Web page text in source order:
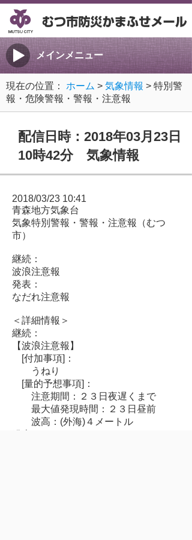
メインメニュー
現在の位置： ホーム > 気象情報 > 特別警
報・危険警報・警報・注意報
配信日時：2018年03月23日
10時42分 気象情報
2018/03/23 10:41
青森地方気象台
気象特別警報・警報・注意報（むつ
市）
継続：
波浪注意報
発表：
なだれ注意報
＜詳細情報＞
継続：
【波浪注意報】
[付加事項]：
うねり
[量的予想事項]：
注意期間：２３日夜遅くまで
最大値発現時間：２３日昼前
波高：(外海)４メートル